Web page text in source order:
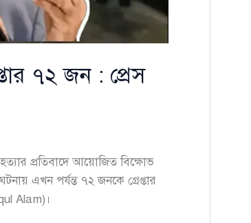
৭২ জন : প্রেস
প্রতিবাদে আয়োজিত বিক্ষোভ
এখন পর্যন্ত ৭২ জনকে গ্রেপ্তার
Alam)।